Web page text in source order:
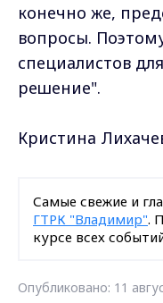
конечно же,
вопросы.
специалистов
решение".
Кристина
Самые свежие и
ГТРК "Владимир".
курсе всех
Опубликовано: 11